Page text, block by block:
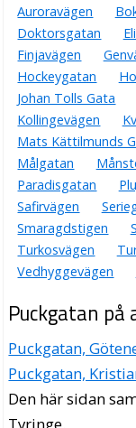
Auroravägen
Doktorsgatan
Finjavägen
Hockeygatan
Johan Tolls Gata
Kollingevägen
Mats Kättilmunds
Målgatan
Paradisgatan
Safirvägen
Smaragdstigen
Turkosvägen
Vedhyggevägen
Puckgatan
Puckgatan,
Puckgatan,
Den här sidan